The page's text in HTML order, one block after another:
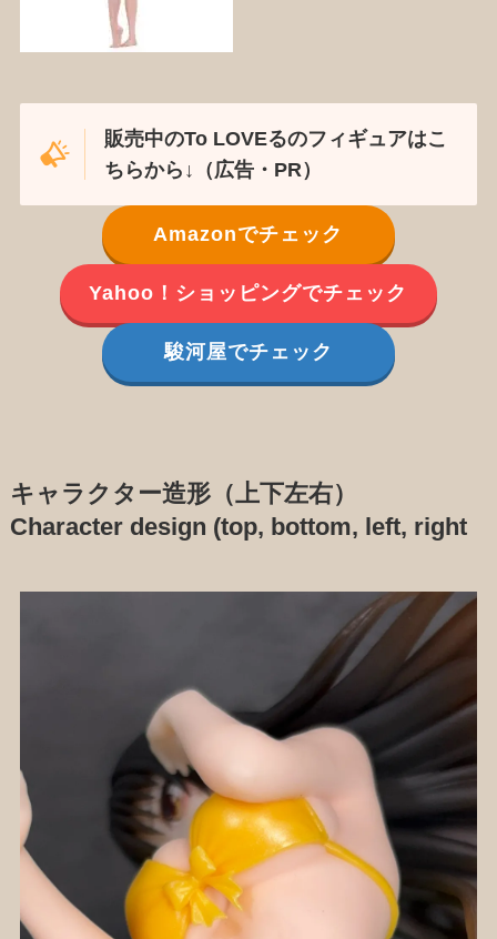
販売中のTo LOVEるのフィギュアはこ
ちらから↓（広告・PR）
Amazonでチェック
Yahoo！ショッピングでチェック
駿河屋でチェック
キャラクター造形（上下左右）
Character design (top, bottom, left, right